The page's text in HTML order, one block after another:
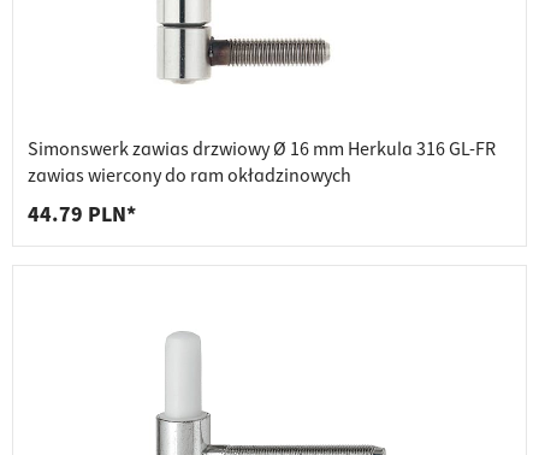
Simonswerk zawias drzwiowy Ø 16 mm Herkula 316 GL-FR
zawias wiercony do ram okładzinowych
44.79 PLN*